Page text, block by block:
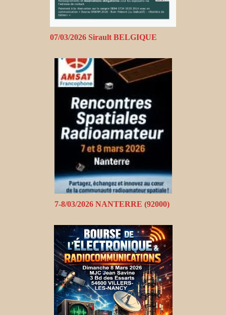
07/03/2026 Sirault BELGIQUE
7-8/03/2026 NANTERRE (92000)